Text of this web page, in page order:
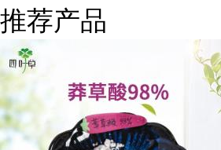
推荐产品